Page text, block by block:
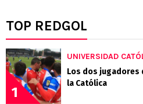
TOP REDGOL
1
UNIVERSIDAD
Los dos jugadores
la Católica